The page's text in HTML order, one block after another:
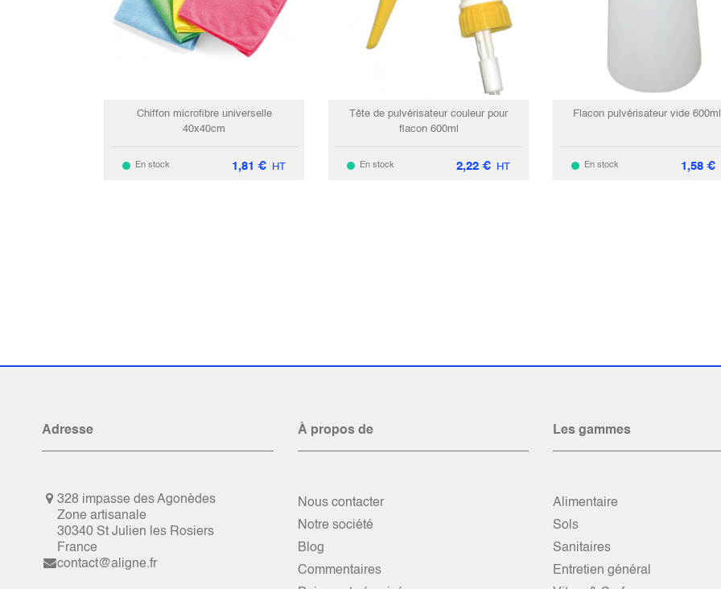
Chiffon microfibre universelle
40x40cm
En stock 1,81 € HT
Tête de pulvérisateur couleur pour
flacon 600ml
En stock 2,22 € HT
Flacon pulvérisateur vide
En stock 1,58 €
Adresse
328 impasse des Agonèdes
Zone artisanale
30340 St Julien les Rosiers
France
contact@aligne.fr
À propos de
Nous contacter
Notre société
Blog
Commentaires
Les gammes
Alimentaire
Sols
Sanitaires
Entretien général